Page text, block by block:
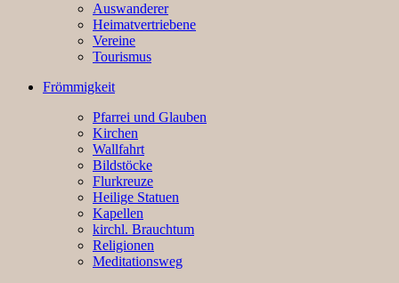
Auswanderer
Heimatvertriebene
Vereine
Tourismus
Frömmigkeit
Pfarrei und Glauben
Kirchen
Wallfahrt
Bildstöcke
Flurkreuze
Heilige Statuen
Kapellen
kirchl. Brauchtum
Religionen
Meditationsweg